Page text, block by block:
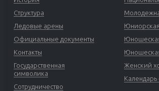
Структура
Ледовые арены
Официальные документы
Контакты
Государственная
символика
Сотрудничество
Женский